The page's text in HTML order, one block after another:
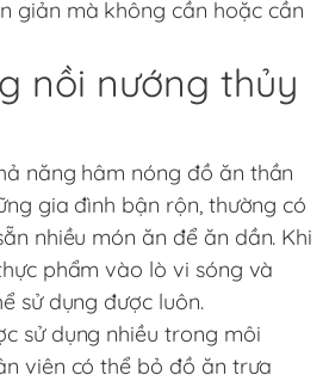
giản mà không cần hoặc cần
nồi nướng thủy
năng hâm nóng đồ ăn thần
gia đình bận rộn, thường có
nhiều món ăn để ăn dần. Khi
phẩm vào lò vi sóng và
sử dụng được luôn.
sử dụng nhiều trong môi
viên có thể bỏ đồ ăn trưa